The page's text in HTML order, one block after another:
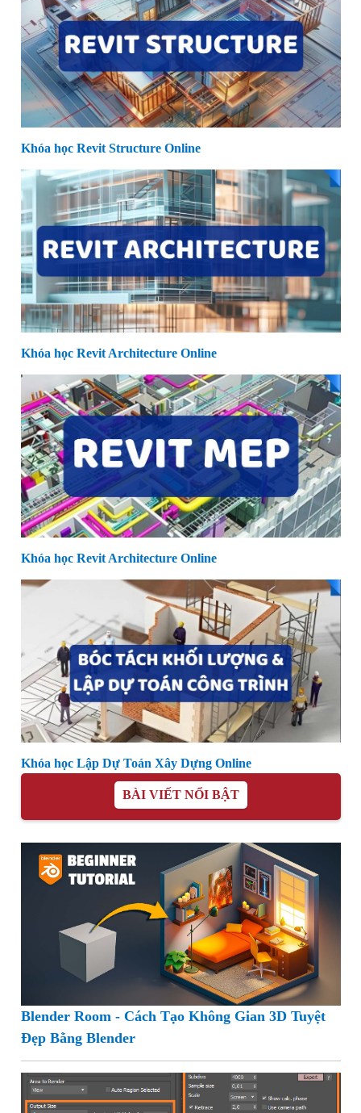
Khóa học Revit Structure Online
Khóa học Revit Architecture Online
Khóa học Revit Architecture Online
Khóa học Lập Dự Toán Xây Dựng Online
BÀI VIẾT NỔI BẬT
Blender Room - Cách Tạo Không Gian 3D Tuyệt
Đẹp Bằng Blender